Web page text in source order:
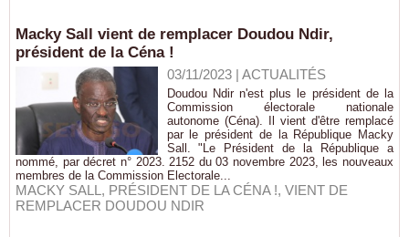
Macky Sall vient de remplacer Doudou Ndir,
président de la Céna !
03/11/2023| ACTUALITÉS
Doudou Ndir n'est plus le président de la
Commission électorale nationale
autonome (Céna). Il vient d'être remplacé
par le président de la République Macky
Sall. "Le Président de la République a
nommé, par décret n° 2023. 2152 du 03 novembre 2023, les nouveaux
membres de la Commission Electorale...
MACKY SALL , PRÉSIDENT DE LA CÉNA !, VIENT DE
REMPLACER DOUDOU NDIR